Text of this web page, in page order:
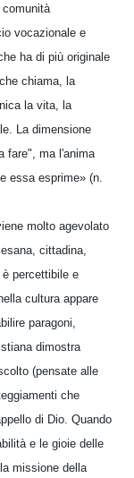
vocazionale e
ha di più originale
chiama, la
la vita, la
La dimensione
fare", ma l'anima
essa esprime» (n.
molto agevolato
cittadina,
percettibile e
cultura appare
paragoni,
dimostra
(pensate alle
che
di Dio. Quando
e le gioie delle
missione della